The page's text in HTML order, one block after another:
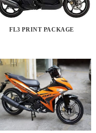
FL3 PRINT PACKAGE